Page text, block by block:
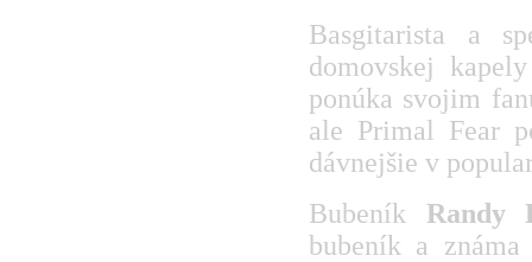
Basgitarista a
domovskej
ponúka svojim
ale Primal Fear
dávnejšie v
Bubeník Randy
bubeník a